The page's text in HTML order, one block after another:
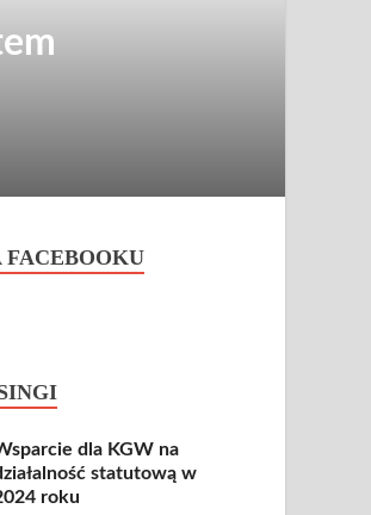
FACEBOOKU
dla KGW na
statutową w
roku